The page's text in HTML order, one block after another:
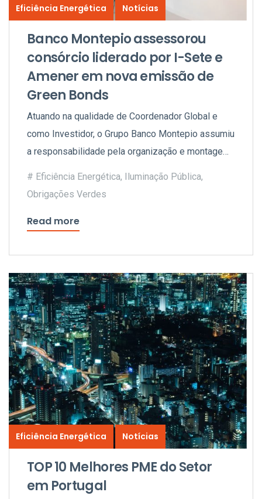
Eficiência Energética Notícias
Banco Montepio assessorou
consórcio liderado por I-Sete e
Amener em nova emissão de
Green Bonds
Atuando na qualidade de Coordenador Global e
como Investidor, o Grupo Banco Montepio assumiu
a responsabilidade pela organização e montagem
Eficiência Energética, Iluminação Pública,
Obrigações Verdes
Read more
Eficiência Energética Notícias
TOP 10 Melhores PME do Setor
em Portugal